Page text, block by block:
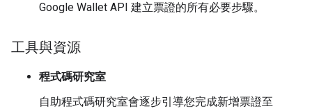
Google Wallet API 建立票證的所有必要步驟。
工具與資源
程式碼研究室
自助程式碼研究室會逐步引導您完成新增票證至